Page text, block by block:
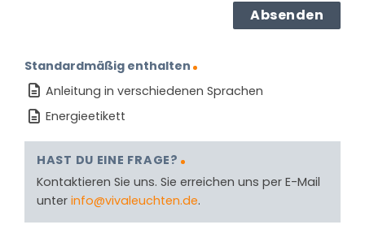
Standardmäßig enthalten
Anleitung in verschiedenen Sprachen
Energieetikett
HAST DU EINE FRAGE?
Kontaktieren Sie uns. Sie erreichen uns per E-Mail
unter info@vivaleuchten.de.